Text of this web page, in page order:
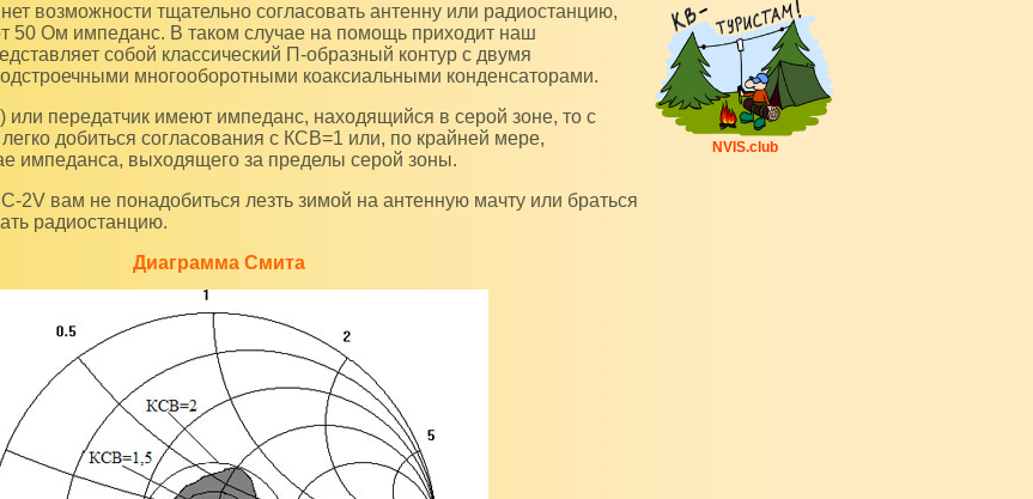
50 Ом импеданс. В таком случае на помощь приходит наш
собой классический П-образный контур с двумя
многооборотными коаксиальными конденсаторами.
добиться согласования с КСВ=1 или, по крайней мере,
импеданса, выходящего за пределы серой зоны.
радиостанцию.
Диаграмма Смита
NVIS.club